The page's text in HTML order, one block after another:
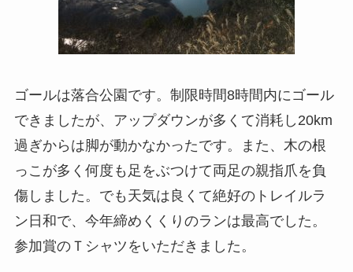
ゴールは落合公園です。制限時間8時間内にゴール
できましたが、アップダウンが多くて消耗し20km
過ぎからは脚が動かなかったです。また、木の根
っこが多く何度も足をぶつけて両足の親指爪を負
傷しました。でも天気は良くて絶好のトレイルラ
ン日和で、今年締めくくりのランは最高でした。
参加賞のＴシャツをいただきました。